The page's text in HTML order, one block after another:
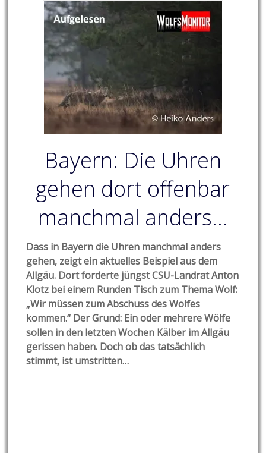
Bayern: Die Uhren
gehen dort offenbar
manchmal anders…
Dass in Bayern die Uhren manchmal anders
gehen, zeigt ein aktuelles Beispiel aus dem
Allgäu. Dort forderte jüngst CSU-Landrat Anton
Klotz bei einem Runden Tisch zum Thema Wolf:
„Wir müssen zum Abschuss des Wolfes
kommen.“ Der Grund: Ein oder mehrere Wölfe
sollen in den letzten Wochen Kälber im Allgäu
gerissen haben. Doch ob das tatsächlich
stimmt, ist umstritten…